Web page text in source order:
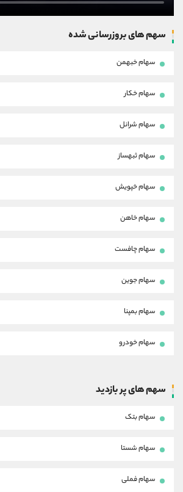
سهم های بروزرسانی شده
سهام خبهمن
سهام خکار
سهام شرانل
سهام ثبهساز
سهام خپویش
سهام خاهن
سهام چافست
سهام جوین
سهام بمپنا
سهام خودرو
سهم های پر بازدید
سهام بتک
سهام شستا
سهام فملی